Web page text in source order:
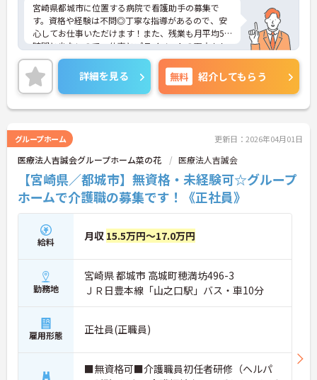
宮崎県都城市に位置する病院で看護助手の募集で
す。資格や経験は不問◎丁寧な指導があるので、安
心してお仕事いただけます！また、残業も月平均5
時間と少ないので、仕事とプライベートの両立もし
やすい職場です♪ご興味のある方はご面接のポイン
トお伝えしますのでご気軽にお問い合わせくださ
い。
詳細を見る 無料 紹介してもらう
グループホーム 更新日：2026年04月01日
医療法人吉誠会グループホーム菜の花 医療法人吉誠会
【宮崎県／都城市】無資格・未経験可☆グループ
ホームで介護職の募集です！《正社員》
給料 月収 15.5万円～17.0万円
勤務地
宮崎県 都城市 高城町穂満坊496-3
ＪＲ日豊本線「山之口駅」バス・車10分
雇用形態 正社員(正職員)
■無資格可■介護職員初任者研修（ヘルパ